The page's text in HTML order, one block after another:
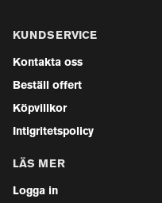
KUNDSERVICE
Kontakta oss
Beställ offert
Köpvillkor
Intigritetspolicy
LÄS MER
Logga in